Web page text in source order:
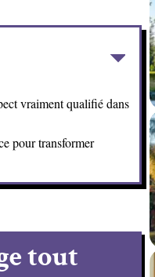
vraiment qualifié dans
pour transformer
tout